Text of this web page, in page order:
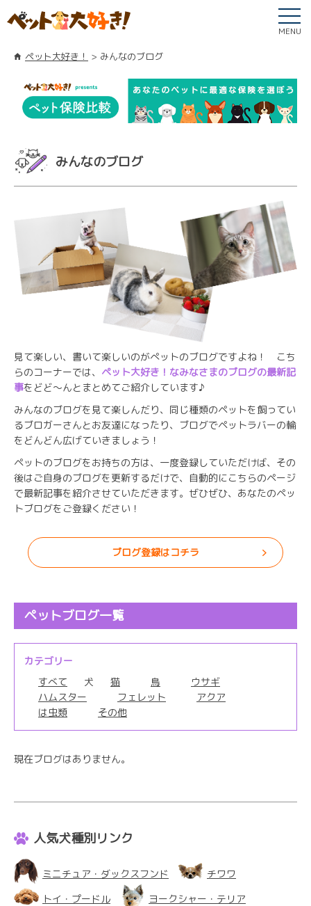
MENU
ペット大好き！ みんなのブログ
みんなのブログ
見て楽しい、書いて楽しいのがぺットのブログですよね！ こち
らのコーナーでは、 ペット大好き！なみなさまのブログの最新記
事をどど～んとまとめてご紹介しています♪
みんなのブログを見て楽しんだり、同じ種類のペットを飼ってい
るブロガーさんとお友達になったり、ブログでペットラバーの輪
をどんどん広げていきましょう！
ペットのブログをお持ちの方は、一度登録していただけば、その
後はご自身のブログを更新するだけで、自動的にこちらのページ
で最新記事を紹介させていただきます。ぜひぜひ、あなたのペッ
トブログをご登録ください！
ブログ登録はコチラ
ペットブログ一覧
カテゴリー
すべて
犬 猫 鳥
ウサギ
ハムスター
フェレット
アクア
は虫類
その他
現在ブログはありません。
人気犬種別リンク
ミニチュア・ダックスフンド
チワワ
トイ・プードル
ヨークシャー・テリア